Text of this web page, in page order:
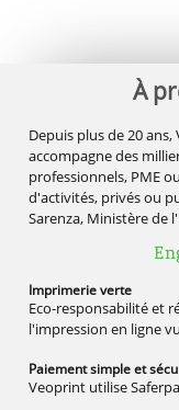
À
Depuis plus de 20
accompagne des
professionnels, PME
d'activités, privés ou
Sarenza, Ministère de
Imprimerieverte
Eco-responsabilité et
l'impression en ligne
Paiement simpleet
Veoprint utilise